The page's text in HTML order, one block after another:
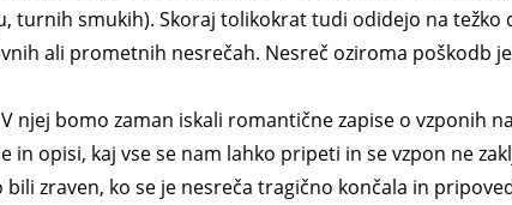
turnih smukih). Skoraj tolikokrat tudi odidejo na
ali prometnih nesrečah. Nesreč oziroma poškodb
njej bomo zaman iskali romantične zapise o vzponih
in opisi, kaj vse se nam lahko pripeti in se vzpon ne
zraven, ko se je nesreča tragično končala in